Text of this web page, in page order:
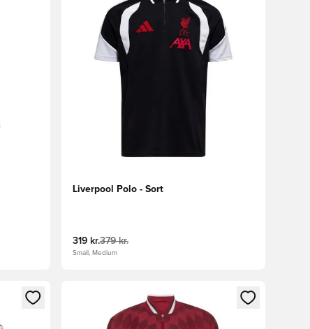
Liverpool Polo - Sort
319 kr.379 kr.
Small, Medium
eller tilmelde dig som medlem
Åbner en Modal til at logge ind eller tilmelde dig